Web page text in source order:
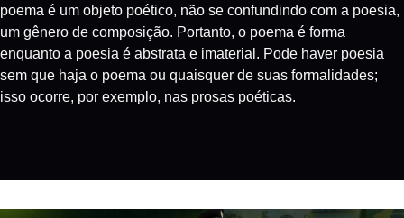
poema é um objeto poético, não se confundindo com a poesia,
um gênero de composição. Portanto, o poema é forma
enquanto a poesia é abstrata e imaterial. Pode haver poesia
sem que haja o poema ou quaisquer de suas formalidades;
isso ocorre, por exemplo, nas prosas poéticas.